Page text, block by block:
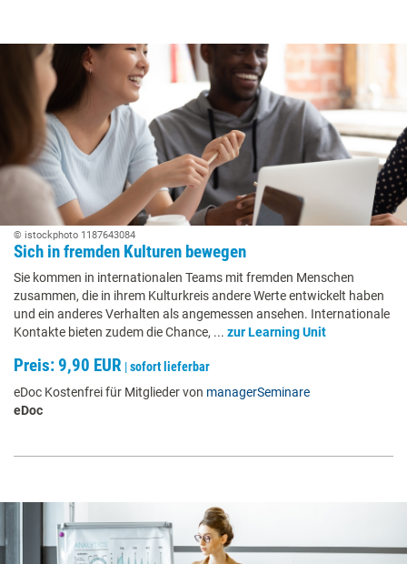
© istockphoto 1187643084
Sich in fremden Kulturen bewegen
Sie kommen in internationalen Teams mit fremden Menschen
zusammen, die in ihrem Kulturkreis andere Werte entwickelt haben
und ein anderes Verhalten als angemessen ansehen. Internationale
Kontakte bieten zudem die Chance, ... zur Learning Unit
Preis: 9,90 EUR |sofort lieferbar
eDoc Kostenfrei für Mitglieder von managerSeminare
eDoc